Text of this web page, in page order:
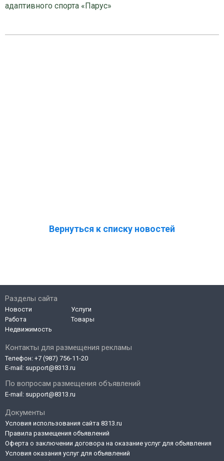
адаптивного спорта «Парус»
Вернуться к списку новостей
Контакты для размещения рекламы
Телефон: +7 (987) 756-11-20
E-mail: support@8313.ru
По вопросам размещения объявлений
E-mail: support@8313.ru
Документы
Условия использования сайта 8313.ru
Правила размещения объявлений
Оферта о заключении договора на оказание услуг для объявления
Условия оказания услуг для объявлений
Разделы сайта
Новости
Работа
Недвижимость
Услуги
Товары